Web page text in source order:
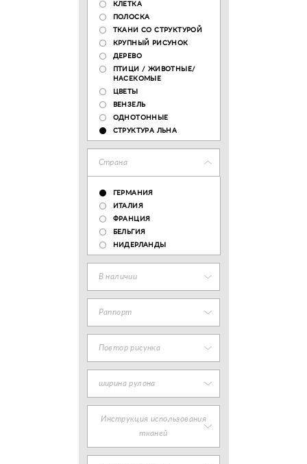
КЛЕТКА
ПОЛОСКА
ТКАНИ СО СТРУКТУРОЙ
КРУПНЫЙ РИСУНОК
ДЕРЕВО
ПТИЦИ / ЖИВОТНЫЕ/
НАСЕКОМЫЕ
ЦВЕТЫ
ВЕНЗЕЛЬ
ОДНОТОННЫЕ
СТРУКТУРА ЛЬНА
Страна
ГЕРМАНИЯ
ИТАЛИЯ
ФРАНЦИЯ
БЕЛЬГИЯ
НИДЕРЛАНДЫ
В наличии
Раппорт
Повтор рисунка
ширина рулона
Инструкция использования
тканей